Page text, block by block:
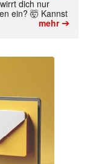
dich nur
ein? 🤯 Kannst
mehr➔